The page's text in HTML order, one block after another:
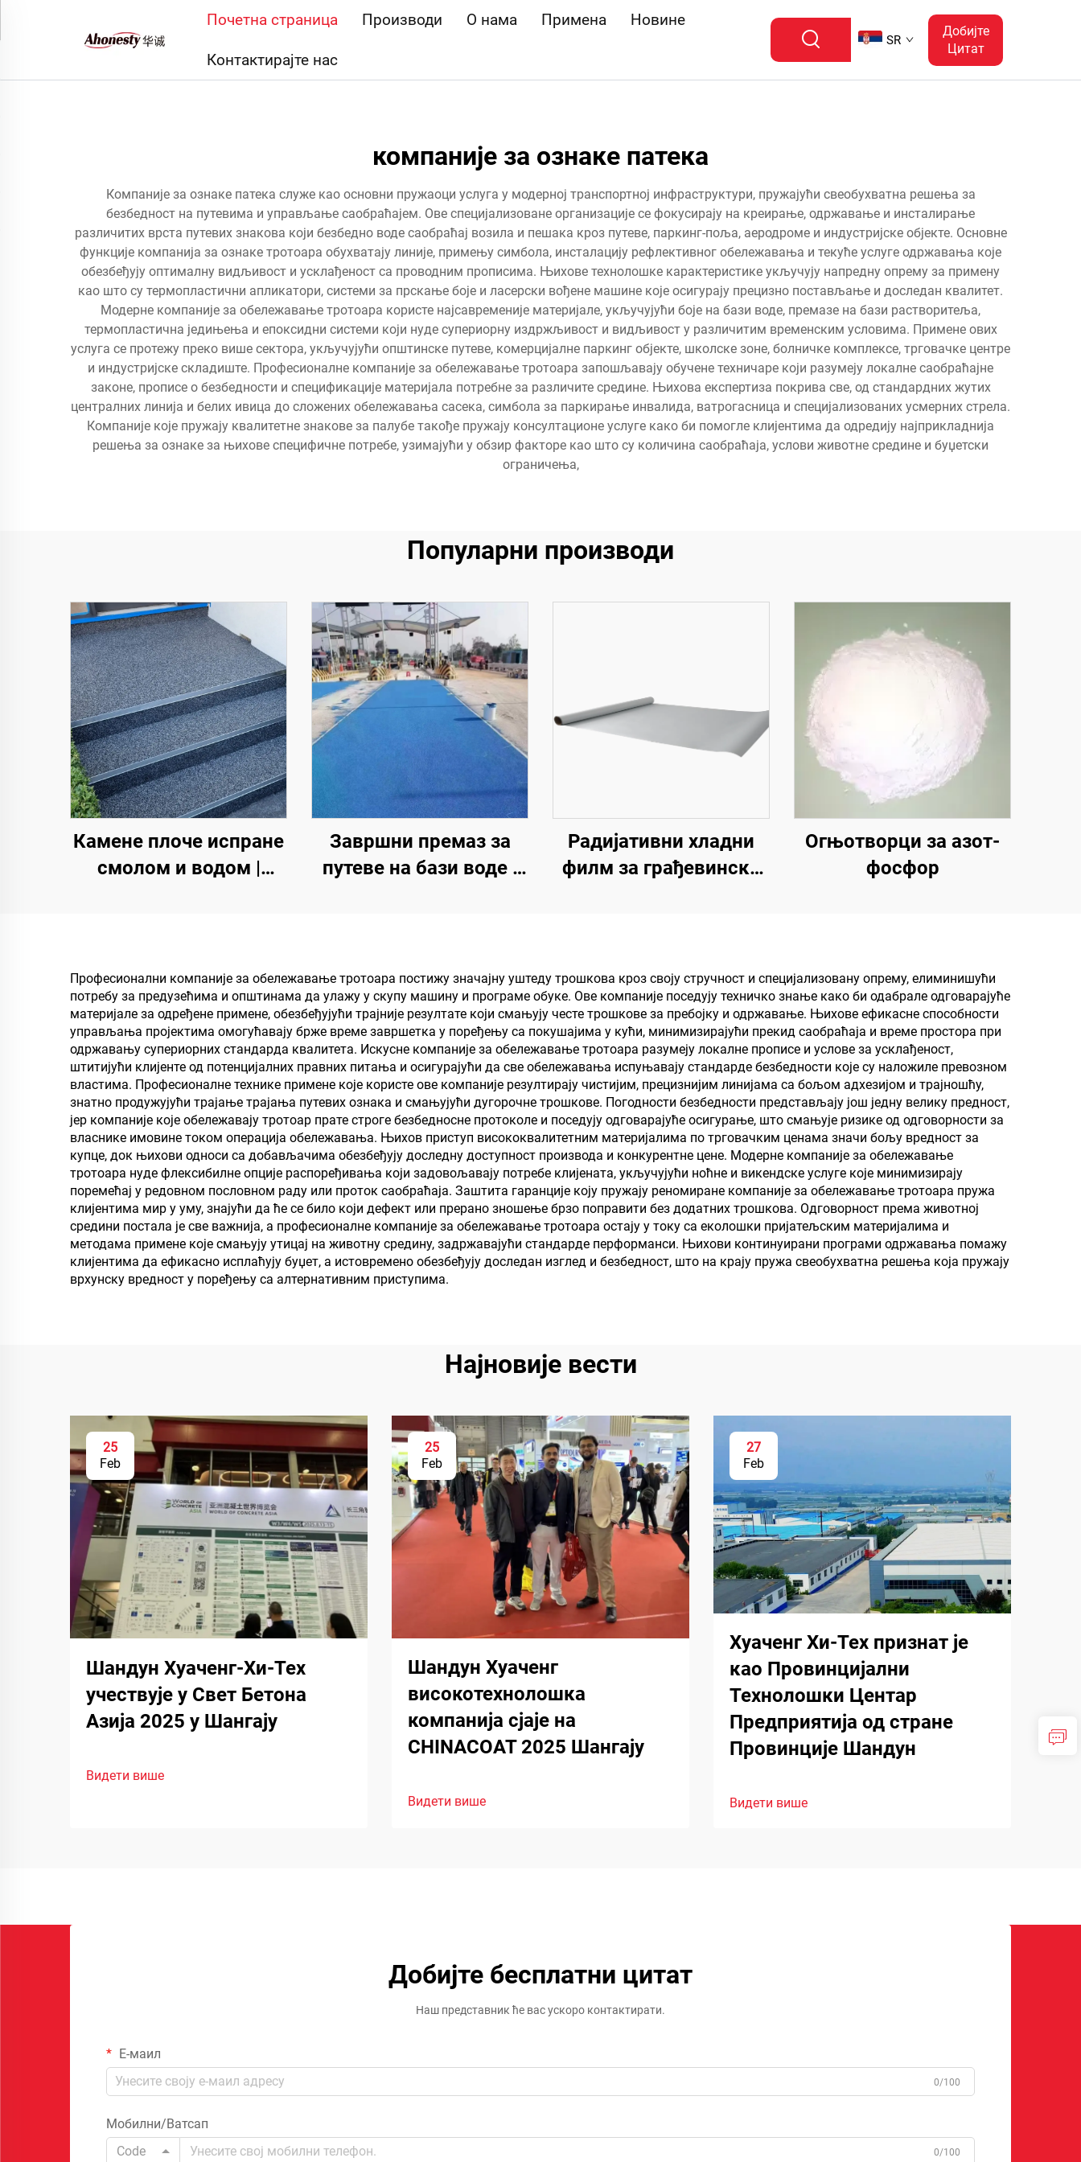
Почетна страница Производи О нама Примена Новине
Контактирајте нас
SR
Добијте
Цитат
компаније за ознаке патека
Компаније за ознаке патека служе као основни пружаоци услуга у модерној транспортној инфраструктури, пружајући свеобухватна решења за
безбедност на путевима и управљање саобраћајем. Ове специјализоване организације се фокусирају на креирање, одржавање и инсталирање
различитих врста путевих знакова који безбедно воде саобраћај возила и пешака кроз путеве, паркинг-поља, аеродроме и индустријске објекте. Основне
функције компанија за ознаке тротоара обухватају линије, примењу симбола, инсталацију рефлективног обележавања и текуће услуге одржавања које
обезбеђују оптималну видљивост и усклађеност са проводним прописима. Њихове технолошке карактеристике укључују напредну опрему за примену
као што су термопластични апликатори, системи за прскање боје и ласерски вођене машине које осигурају прецизно постављање и доследан квалитет.
Модерне компаније за обележавање тротоара користе најсавременије материјале, укључујући боје на бази воде, премазе на бази растворитеља,
термопластична једињења и епоксидни системи који нуде супериорну издржљивост и видљивост у различитим временским условима. Примене ових
услуга се протежу преко више сектора, укључујући општинске путеве, комерцијалне паркинг објекте, школске зоне, болничке комплексе, трговачке центре
и индустријске складиште. Професионалне компаније за обележавање тротоара запошљавају обучене техничаре који разумеју локалне саобраћајне
законе, прописе о безбедности и спецификације материјала потребне за различите средине. Њихова експертиза покрива све, од стандардних жутих
централних линија и белих ивица до сложених обележавања сасека, симбола за паркирање инвалида, ватрогасница и специјализованих усмерних стрела.
Компаније које пружају квалитетне знакове за палубе такође пружају консултационе услуге како би помогле клијентима да одредију најприкладнија
решења за ознаке за њихове специфичне потребе, узимајући у обзир факторе као што су количина саобраћаја, услови животне средине и буџетски
ограничења,
Популарни производи
Камене плоче испране
смолом и водом |
комерцијалне и
стамбене објекте
Завршни премаз за
путеве на бази воде |
спољашње коловозе
Радијативни хладни
филм за грађевинско
складиштење,
резервоар за уље,
складиште житарица,
транспорт и спољне
објекте, и апликације
за животне стилове
Огњотворци за азот-
фосфор
Професионални компаније за обележавање тротоара постижу значајну уштеду трошкова кроз своју стручност и специјализовану опрему, елиминишући
потребу за предузећима и општинама да улажу у скупу машину и програме обуке. Ове компаније поседују техничко знање како би одабрале одговарајуће
материјале за одређене примене, обезбеђујући трајније резултате који смањују честе трошкове за пребојку и одржавање. Њихове ефикасне способности
управљања пројектима омогућавају брже време завршетка у поређењу са покушајима у кући, минимизирајући прекид саобраћаја и време простора при
одржавању супериорних стандарда квалитета. Искусне компаније за обележавање тротоара разумеју локалне прописе и услове за усклађеност,
штитијући клијенте од потенцијалних правних питања и осигурајући да све обележавања испуњавају стандарде безбедности које су наложиле превозном
властима. Професионалне технике примене које користе ове компаније резултирају чистијим, прецизнијим линијама са бољом адхезијом и трајношћу,
знатно продужујући трајање трајања путевих ознака и смањујући дугорочне трошкове. Погодности безбедности представљају још једну велику предност,
јер компаније које обележавају тротоар прате строге безбедносне протоколе и поседују одговарајуће осигурање, што смањује ризике од одговорности за
власнике имовине током операција обележавања. Њихов приступ висококвалитетним материјалима по трговачким ценама значи бољу вредност за
купце, док њихови односи са добављачима обезбеђују доследну доступност производа и конкурентне цене. Модерне компаније за обележавање
тротоара нуде флексибилне опције распоређивања који задовољавају потребе клијената, укључујући ноћне и викендске услуге које минимизирају
поремећај у редовном пословном раду или проток саобраћаја. Заштита гаранције коју пружају реномиране компаније за обележавање тротоара пружа
клијентима мир у уму, знајући да ће се било који дефект или прерано зношење брзо поправити без додатних трошкова. Одговорност према животној
средини постала је све важнија, а професионалне компаније за обележавање тротоара остају у току са еколошки пријатељским материјалима и
методама примене које смањују утицај на животну средину, задржавајући стандарде перформанси. Њихови континуирани програми одржавања помажу
клијентима да ефикасно исплаћују буџет, а истовремено обезбеђују доследан изглед и безбедност, што на крају пружа свеобухватна решења која пружају
врхунску вредност у поређењу са алтернативним приступима.
Најновије вести
25
Feb
Шандун Хуаченг-Хи-Тех
учествује у Свет Бетона
Азија 2025 у Шангају
Видети више
25
Feb
Шандун Хуаченг
високотехнолошка
компанија сјаје на
CHINACOAT 2025 Шангају
Видети више
27
Feb
Хуаченг Хи-Тех признат је
као Провинцијални
Технолошки Центар
Предприятија од стране
Провинције Шандун
Видети више
Добијте бесплатни цитат
Наш представник ће вас ускоро контактирати.
Е-маил
0/100
Мобилни/Ватсап
Code
0/100